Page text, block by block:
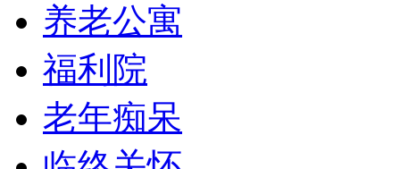
养老公寓
福利院
老年痴呆